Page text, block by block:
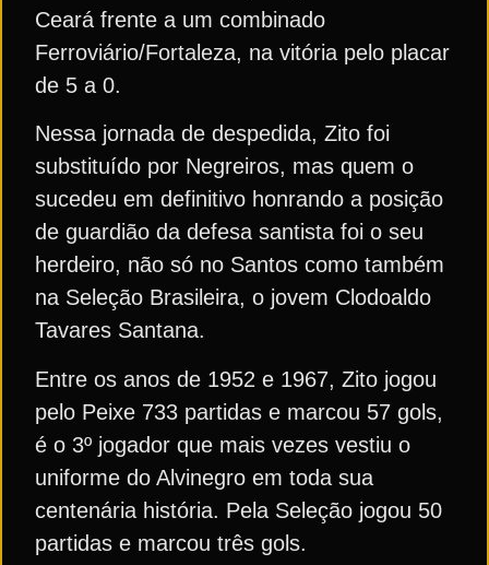
Ceará frente a um combinado
Ferroviário/Fortaleza, na vitória pelo placar
de 5 a 0.
Nessa jornada de despedida, Zito foi
substituído por Negreiros, mas quem o
sucedeu em definitivo honrando a posição
de guardião da defesa santista foi o seu
herdeiro, não só no Santos como também
na Seleção Brasileira, o jovem Clodoaldo
Tavares Santana.
Entre os anos de 1952 e 1967, Zito jogou
pelo Peixe 733 partidas e marcou 57 gols,
é o 3º jogador que mais vezes vestiu o
uniforme do Alvinegro em toda sua
centenária história. Pela Seleção jogou 50
partidas e marcou três gols.